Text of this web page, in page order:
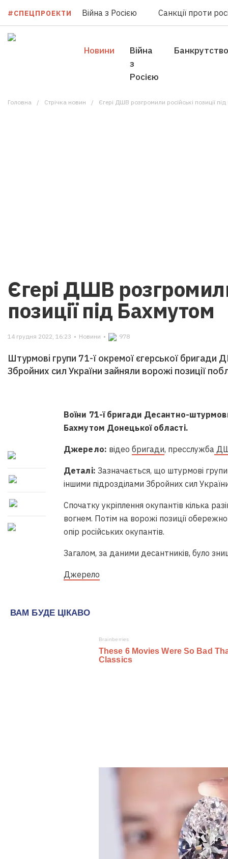
#СПЕЦПРОЕКТИ Війна з Росією Санкції проти
Новини
Війна
з
Росією
Банкрутство
Головна Стрічка новин Єгері ДШВ розгромили російські позиції
Єгері ДШВ
позиції під Бахмутом
14 грудня 2022, 16:23 • Новини • 978
Штурмові групи 71-ї окремої єгерської бригади
Збройних сил України зайняли ворожі позиції
Воїни 71-ї бригади Десантно-
Бахмутом Донецької області.
Джерело: відео бригади, пресслужба
Деталі: Зазначається, що штурмові
іншими підрозділами Збройних сил
Спочатку укріплення окупантів кілька
вогнем. Потім на ворожі позиції
опір російських окупантів.
Загалом, за даними десантників, було
Джерело